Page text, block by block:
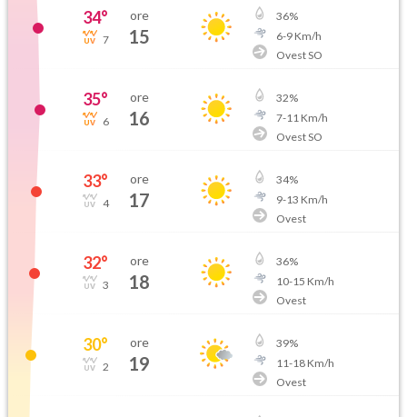
34°
7
ore
15
36%
6-9Km/h
Ovest SO
35°
6
ore
16
32%
7-11 Km/h
Ovest SO
33°
4
ore
17
34%
9-13 Km/h
Ovest
32°
3
ore
18
36%
10-15 Km/h
Ovest
30°
2
ore
19
39%
11-18Km/h
Ovest